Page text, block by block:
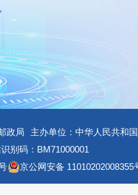
政局
主办单位：中华人民共和
别码：BM71000001
京公网安备 11010202008355